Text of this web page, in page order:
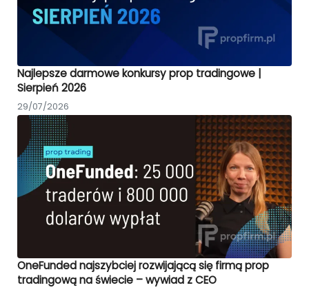
Najlepsze darmowe konkursy prop tradingowe |
Sierpień 2026
29/07/2026
OneFunded najszybciej rozwijającą się firmą prop
tradingową na świecie – wywiad z CEO